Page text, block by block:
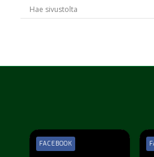
FACEBOOK